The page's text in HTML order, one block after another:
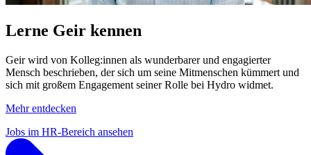
Lerne Geir kennen
Geir wird von Kolleg:innen als wunderbarer und engagierter
Mensch beschrieben, der sich um seine Mitmenschen kümmert und
sich mit großem Engagement seiner Rolle bei Hydro widmet.
Mehr entdecken
Jobs im HR-Bereich ansehen